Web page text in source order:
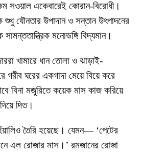
সওয়াল একেবারেই কোরান-বিরোধী।
যৌনতার উপাদান ও সন্তান উৎপাদনের
মনোভঙ্গি বিদ্যমান।
খামারে ধান তোলা ও ঝাড়াই-
গরীব ঘরের একগাদা মেয়ে বিয়ে করে
বিনা মজুরিতে কয়েক মাস কাজ করিয়ে
দিত।
তৈরি হয়েছে। যেমন— ‘পেটের
এল রোজার মাস।’ রমজানের রোজা